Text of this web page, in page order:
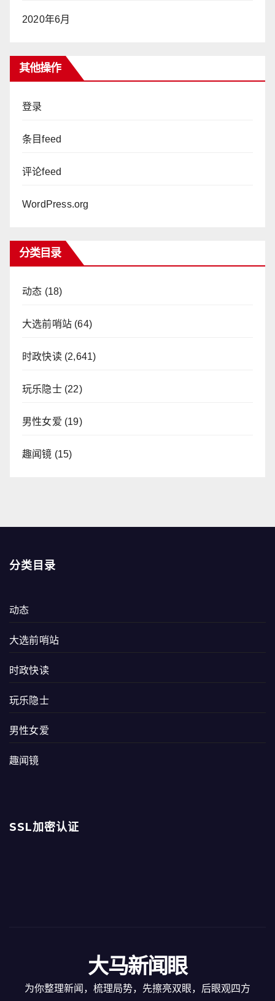
2020年6月
其他操作
登录
条目feed
评论feed
WordPress.org
分类目录
动态 (18)
大选前哨站 (64)
时政快读(2,641)
玩乐隐士(22)
男性女爱 (19)
趣闻镜 (15)
分类目录
动态
大选前哨站
时政快读
玩乐隐士
男性女爱
趣闻镜
SSL加密认证
大马新闻眼
为你整理新闻，梳理局势，先擦亮双眼，后眼观四方